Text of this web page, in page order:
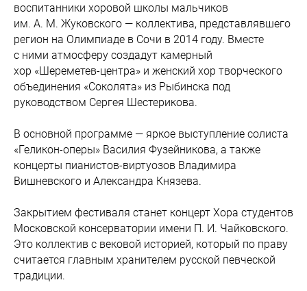
воспитанники хоровой школы мальчиков
им. А. М. Жуковского — коллектива, представлявшего
регион на Олимпиаде в Сочи в 2014 году. Вместе
с ними атмосферу создадут камерный
хор «Шереметев-центра» и женский хор творческого
объединения «Соколята» из Рыбинска под
руководством Сергея Шестерикова.
В основной программе — яркое выступление солиста
«Геликон-оперы» Василия Фузейникова, а также
концерты пианистов-виртуозов Владимира
Вишневского и Александра Князева.
Закрытием фестиваля станет концерт Хора студентов
Московской консерватории имени П. И. Чайковского.
Это коллектив с вековой историей, который по праву
считается главным хранителем русской певческой
традиции.